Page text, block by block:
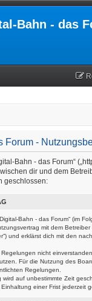
Bahn - das
Forum -
Bahn - das Forum“
dir und dem
geschlossen:
Bahn - das Forum“ (im
mit dem
und erklärst dich mit den
nicht
Für die Nutzung des
Regelungen.
wird auf unbestimmte Zeit
einer Frist jederzeit